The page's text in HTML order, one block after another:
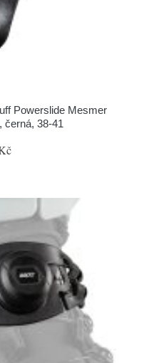
Powerslide Mesmer
černá, 38-41